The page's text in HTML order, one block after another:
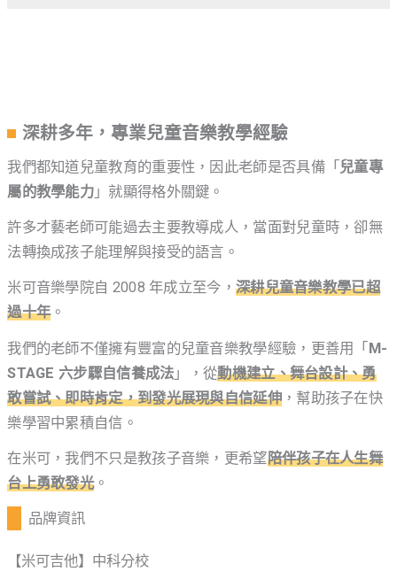
深耕多年，專業兒童音樂教學經驗
我們都知道兒童教育的重要性，因此老師是否具備「 兒童專
屬的教學能力 」就顯得格外關鍵。
許多才藝老師可能過去主要教導成人，當面對兒童時，卻無
法轉換成孩子能理解與接受的語言。
米可音樂學院自 2008 年成立至今， 深耕兒童音樂教學已超
過十年。
我們的老師不僅擁有豐富的兒童音樂教學經驗，更善用「 M-
STAGE 六步驟自信養成法 」，從動機建立、舞台設計、勇
敢嘗試、即時肯定，到發光展現與自信延伸，幫助孩子在快
樂學習中累積自信。
在米可，我們不只是教孩子音樂，更希望陪伴孩子在人生舞
台上勇敢發光。
品牌資訊
【米可吉他】中科分校